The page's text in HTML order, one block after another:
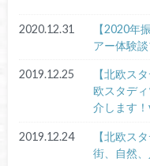
2020.12.31
【2020年
アー体験
2019.12.25
【北欧ス
欧スタデ
介します
2019.12.24
【北欧ス
街、自然